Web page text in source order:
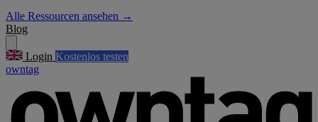
Alle Ressourcen ansehen →
Blog
Login Kostenlos testen
owntag